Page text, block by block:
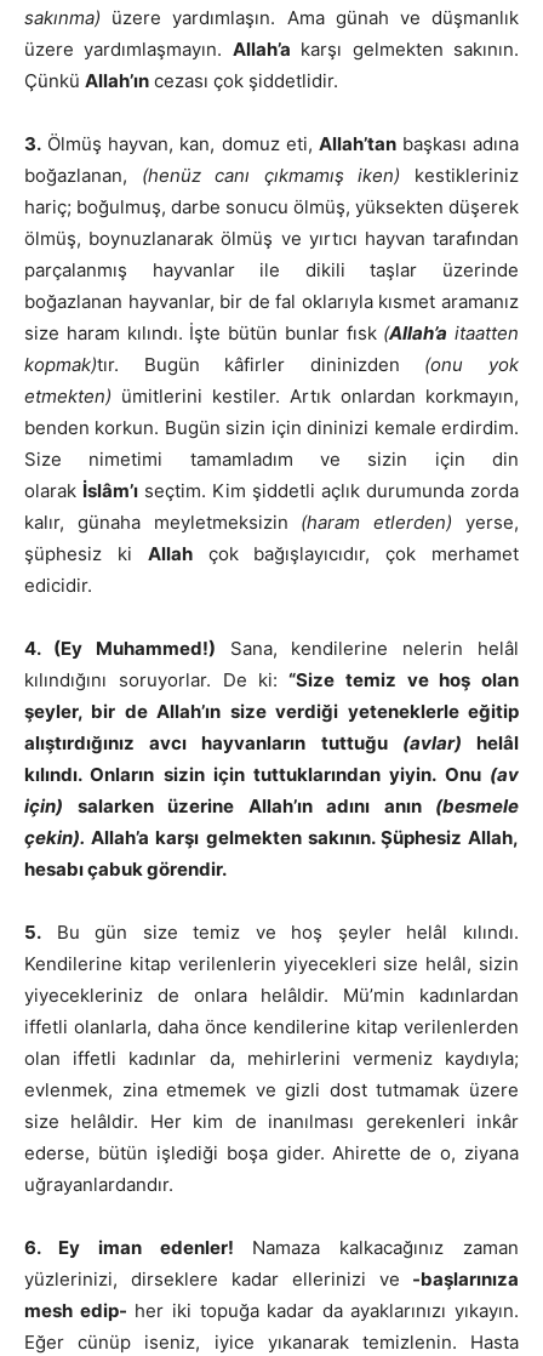
sakınma) üzere yardımlaşın. Ama günah ve düşmanlık
üzere yardımlaşmayın. Allah’a karşı gelmekten sakının.
Çünkü Allah’ın cezası çok şiddetlidir.
3. Ölmüş hayvan, kan, domuz eti, Allah’tanbaşkası adına
boğazlanan, (henüz canı çıkmamış iken) kestikleriniz
hariç; boğulmuş, darbe sonucu ölmüş, yüksekten düşerek
ölmüş, boynuzlanarak ölmüş ve yırtıcı hayvan tarafından
parçalanmış hayvanlar ile dikili taşlar üzerinde
boğazlanan hayvanlar, bir de fal oklarıyla kısmet aramanız
size haram kılındı. İşte bütün bunlar fısk(Allah’a itaatten
kopmak)tır. Bugün kâfirler dininizden (onu yok
etmekten) ümitlerini kestiler. Artık onlardan korkmayın,
benden korkun. Bugün sizin için dininizi kemale erdirdim.
Size nimetimi tamamladım ve sizin için din
olarak İslâm’ı seçtim. Kim şiddetli açlık durumunda zorda
kalır, günaha meyletmeksizin (haram etlerden) yerse,
şüphesiz ki Allahçok bağışlayıcıdır, çok merhamet
edicidir.
4. (Ey Muhammed!) Sana, kendilerine nelerin helâl
kılındığını soruyorlar. De ki: “Size temiz ve hoş olan
şeyler, bir de Allah’ın size verdiği yeteneklerle eğitip
alıştırdığınız avcı hayvanların tuttuğu (avlar) helâl
kılındı. Onların sizin için tuttuklarından yiyin. Onu (av
için) salarken üzerine Allah’ın adını anın (besmele
çekin). Allah’a karşı gelmekten sakının. Şüphesiz Allah,
hesabı çabuk görendir.
5. Bu gün size temiz ve hoş şeyler helâl kılındı.
Kendilerine kitap verilenlerin yiyecekleri size helâl, sizin
yiyecekleriniz de onlara helâldir. Mü’min kadınlardan
iffetli olanlarla, daha önce kendilerine kitap verilenlerden
olan iffetli kadınlar da, mehirlerini vermeniz kaydıyla;
evlenmek, zina etmemek ve gizli dost tutmamak üzere
size helâldir. Her kim de inanılması gerekenleri inkâr
ederse, bütün işlediği boşa gider. Ahirette de o, ziyana
uğrayanlardandır.
6. Ey iman edenler! Namaza kalkacağınız zaman
yüzlerinizi, dirseklere kadar ellerinizi ve -başlarınıza
mesh edip- her iki topuğa kadar da ayaklarınızı yıkayın.
Eğer cünüp iseniz, iyice yıkanarak temizlenin. Hasta